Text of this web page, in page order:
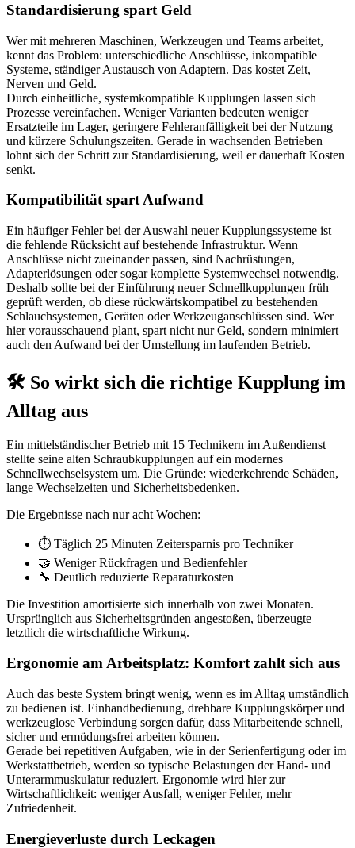
Standardisierung spart Geld
Wer mit mehreren Maschinen, Werkzeugen und Teams arbeitet,
kennt das Problem: unterschiedliche Anschlüsse, inkompatible
Systeme, ständiger Austausch von Adaptern. Das kostet Zeit,
Nerven und Geld.
Durch einheitliche, systemkompatible Kupplungen lassen sich
Prozesse vereinfachen. Weniger Varianten bedeuten weniger
Ersatzteile im Lager, geringere Fehleranfälligkeit bei der Nutzung
und kürzere Schulungszeiten. Gerade in wachsenden Betrieben
lohnt sich der Schritt zur Standardisierung, weil er dauerhaft Kosten
senkt.
Kompatibilität spart Aufwand
Ein häufiger Fehler bei der Auswahl neuer Kupplungssysteme ist
die fehlende Rücksicht auf bestehende Infrastruktur. Wenn
Anschlüsse nicht zueinander passen, sind Nachrüstungen,
Adapterlösungen oder sogar komplette Systemwechsel notwendig.
Deshalb sollte bei der Einführung neuer Schnellkupplungen früh
geprüft werden, ob diese rückwärtskompatibel zu bestehenden
Schlauchsystemen, Geräten oder Werkzeuganschlüssen sind. Wer
hier vorausschauend plant, spart nicht nur Geld, sondern minimiert
auch den Aufwand bei der Umstellung im laufenden Betrieb.
🛠️ So wirkt sich die richtige Kupplung im
Alltag aus
Ein mittelständischer Betrieb mit 15 Technikern im Außendienst
stellte seine alten Schraubkupplungen auf ein modernes
Schnellwechselsystem um. Die Gründe: wiederkehrende Schäden,
lange Wechselzeiten und Sicherheitsbedenken.
Die Ergebnisse nach nur acht Wochen:
⏱️ Täglich 25 Minuten Zeitersparnis pro Techniker
🤝 Weniger Rückfragen und Bedienfehler
🔧 Deutlich reduzierte Reparaturkosten
Die Investition amortisierte sich innerhalb von zwei Monaten.
Ursprünglich aus Sicherheitsgründen angestoßen, überzeugte
letztlich die wirtschaftliche Wirkung.
Ergonomie am Arbeitsplatz: Komfort zahlt sich aus
Auch das beste System bringt wenig, wenn es im Alltag umständlich
zu bedienen ist. Einhandbedienung, drehbare Kupplungskörper und
werkzeuglose Verbindung sorgen dafür, dass Mitarbeitende schnell,
sicher und ermüdungsfrei arbeiten können.
Gerade bei repetitiven Aufgaben, wie in der Serienfertigung oder im
Werkstattbetrieb, werden so typische Belastungen der Hand- und
Unterarmmuskulatur reduziert. Ergonomie wird hier zur
Wirtschaftlichkeit: weniger Ausfall, weniger Fehler, mehr
Zufriedenheit.
Energieverluste durch Leckagen